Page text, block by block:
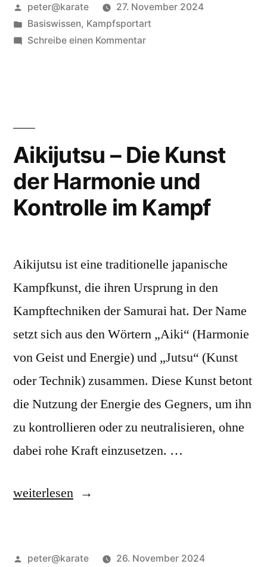
Die
Kunst
des
Kampfes“
Veröffentlicht
von
peter@karate
27. November 2024
Veröffentlicht
in
Basiswissen, Kampfsportart
Schreibe einen Kommentarzu
Vielseitigkeit
des
Kampfes
Aikijutsu – Die Kunst
der Harmonie und
Kontrolle im Kampf
Aikijutsu ist eine traditionelle japanische
Kampfkunst, die ihren Ursprung in den
Kampftechniken der Samurai hat. Der Name
setzt sich aus den Wörtern „Aiki“ (Harmonie
von Geist und Energie) und „Jutsu“ (Kunst
oder Technik) zusammen. Diese Kunst betont
die Nutzung der Energie des Gegners, um ihn
zu kontrollieren oder zu neutralisieren, ohne
dabei rohe Kraft einzusetzen. …
„Aikijutsu
Kunst
weiterlesen
Veröffentlicht
peter@karate 26. November 2024